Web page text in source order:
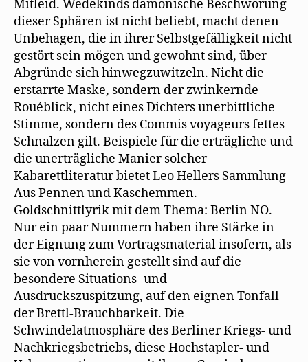
Mitleid. Wedekinds dämonische Beschwörung
dieser Sphären ist nicht beliebt, macht denen
Unbehagen, die in ihrer Selbstgefälligkeit nicht
gestört sein mögen und gewohnt sind, über
Abgründe sich hinwegzuwitzeln. Nicht die
erstarrte Maske, sondern der zwinkernde
Rouéblick, nicht eines Dichters unerbittliche
Stimme, sondern des Commis voyageurs fettes
Schnalzen gilt. Beispiele für die erträgliche und
die unerträgliche Manier solcher
Kabarettliteratur bietet Leo Hellers Sammlung
Aus Pennen und Kaschemmen.
Goldschnittlyrik mit dem Thema: Berlin NO.
Nur ein paar Nummern haben ihre Stärke in
der Eignung zum Vortragsmaterial insofern, als
sie von vornherein gestellt sind auf die
besondere Situations- und
Ausdruckszuspitzung, auf den eignen Tonfall
der Brettl-Brauchbarkeit. Die
Schwindelatmosphäre des Berliner Kriegs- und
Nachkriegsbetriebs, diese Hochstapler- und